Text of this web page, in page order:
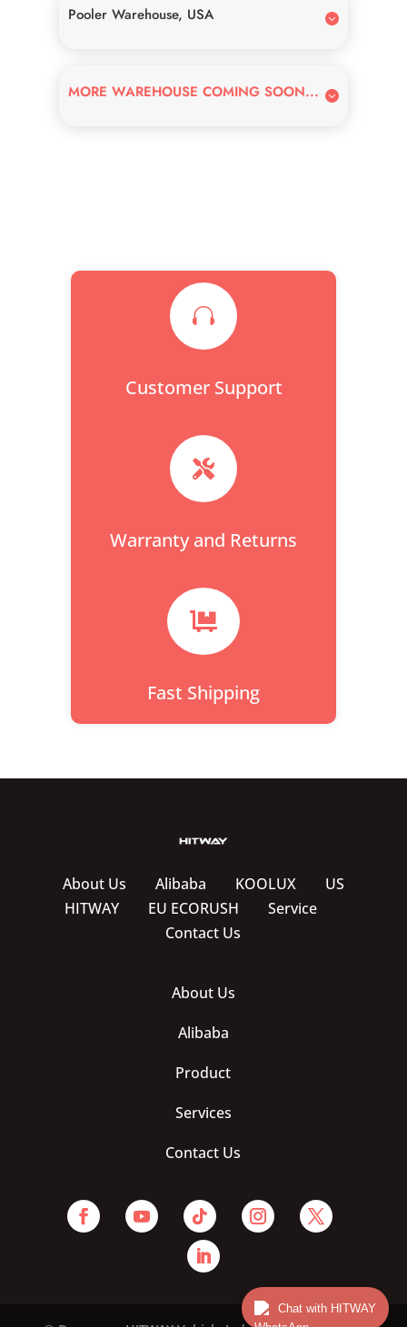
Pooler Warehouse, USA
MORE WAREHOUSE COMING SOON...

Customer Support

Warranty and Returns

Fast Shipping
About Us Alibaba KOOLUX
US
HITWAY
EU ECORUSH
Service
Contact Us
About Us
Alibaba
Product
Services
Contact Us
Chat with HITWAY